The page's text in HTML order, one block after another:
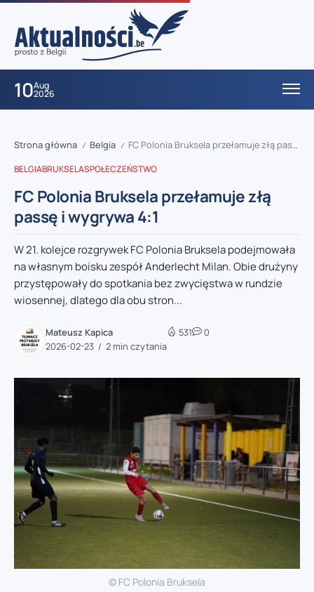
10Aug
2026
Strona główna / Belgia / FC Polonia Bruksela przełamuje złą passę i wygrywa 4:1
BELGIABRUKSELASPOŁECZEŃSTWO
FC Polonia Bruksela przełamuje złą
passę i wygrywa 4:1
W 21. kolejce rozgrywek FC Polonia Bruksela podejmowała
na własnym boisku zespół Anderlecht Milan. Obie drużyny
przystępowały do spotkania bez zwycięstwa w rundzie
wiosennej, dlatego dla obu stron...
Mateusz Kapica
2026-02-23
2 min czytania
531 0
© FC Polonia Bruksela